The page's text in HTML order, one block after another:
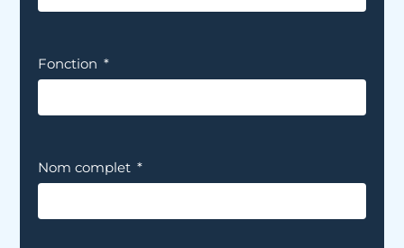
Fonction
Nom complet